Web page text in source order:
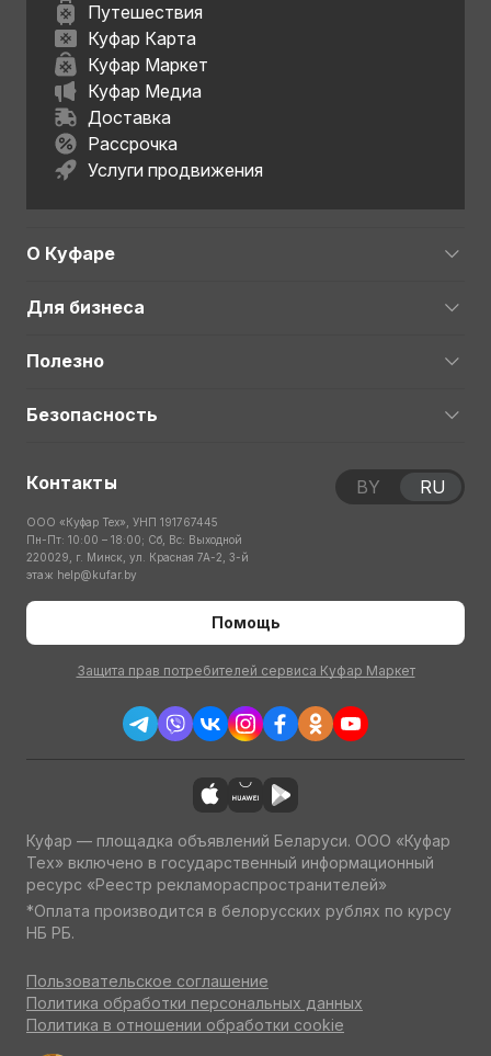
Путешествия
Куфар Карта
Куфар Маркет
Куфар Медиа
Доставка
Рассрочка
Услуги продвижения
О Куфаре
Для бизнеса
Полезно
Безопасность
Контакты
ООО «Куфар Тех», УНП 191767445
Пн-Пт: 10:00 – 18:00; Сб, Вс: Выходной
220029, г. Минск, ул. Красная 7А-2, 3-й
этаж help@kufar.by
Помощь
Защита прав потребителей сервиса Куфар Маркет
BY RU
Куфар — площадка объявлений Беларуси. ООО «Куфар
Тех» включено в государственный информационный
ресурс «Реестр рекламораспространителей»
*Оплата производится в белорусских рублях по курсу
НБ РБ.
Пользовательское соглашение
Политика обработки персональных данных
Политика в отношении обработки cookie